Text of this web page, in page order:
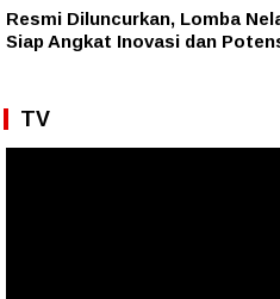
Resmi Diluncurkan, Lomba
Siap Angkat Inovasi dan
TV